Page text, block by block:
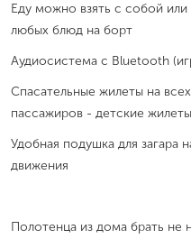
Еду можно взять с собой
любых блюд на борт
Аудиосистема с Bluetooth
Спасательные жилеты на
пассажиров - детские
Удобная подушка для загара
движения
Полотенца из дома брать не